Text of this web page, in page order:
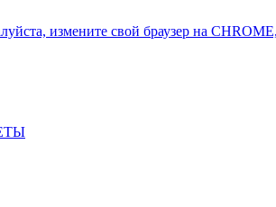
измените свой браузер на